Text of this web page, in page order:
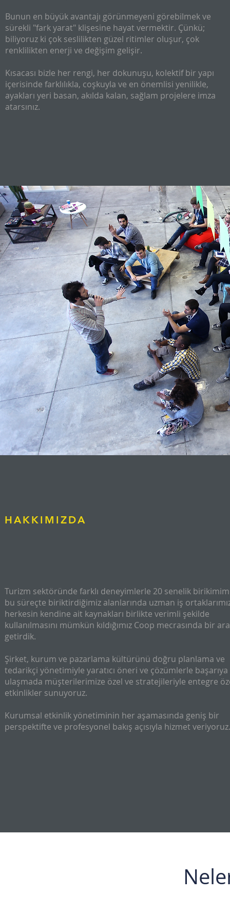
Bunun en büyük avantajı görünmeyeni görebilmek ve
sürekli "fark yarat" klişesine hayat vermektir. Çünkü;
biliyoruz ki çok seslilikten güzel ritimler oluşur, çok
renklilikten enerji ve değişim gelişir.
Kısacası bizle her rengi, her dokunuşu, kolektif bir yapı
içerisinde farklılıkla, coşkuyla ve en önemlisi yenilikle,
ayakları yeri basan, akılda kalan, sağlam projelere imza
atarsınız.
HAKKIMIZDA
Turizm sektöründe farklı deneyimlerle 20 senelik
bu süreçte biriktirdiğimiz alanlarında uzman iş
herkesin kendine ait kaynakları birlikte verimli şekilde
kullanılmasını mümkün kıldığımız Coop mecrasında bir
getirdik.
Şirket, kurum ve pazarlama kültürünü doğru planlama ve
tedarikçi yönetimiyle yaratıcı öneri ve çözümlerle başarıya
ulaşmada müşterilerimize özel ve stratejileriyle entegre
etkinlikler sunuyoruz.
Kurumsal etkinlik yönetiminin her aşamasında geniş bir
perspektifte ve profesyonel bakış açısıyla hizmet veriyoruz.